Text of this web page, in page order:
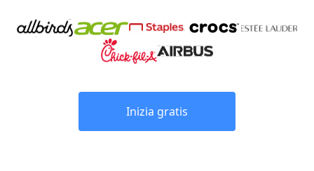
Inizia gratis